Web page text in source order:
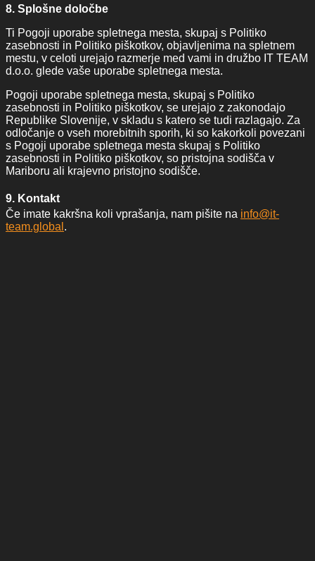
8. Splošne določbe
Ti Pogoji uporabe spletnega mesta, skupaj s Politiko
zasebnosti in Politiko piškotkov, objavljenima na spletnem
mestu, v celoti urejajo razmerje med vami in družbo IT TEAM
d.o.o. glede vaše uporabe spletnega mesta.
Pogoji uporabe spletnega mesta, skupaj s Politiko
zasebnosti in Politiko piškotkov, se urejajo z zakonodajo
Republike Slovenije, v skladu s katero se tudi razlagajo. Za
odločanje o vseh morebitnih sporih, ki so kakorkoli povezani
s Pogoji uporabe spletnega mesta skupaj s Politiko
zasebnosti in Politiko piškotkov, so pristojna sodišča v
Mariboru ali krajevno pristojno sodišče.
9. Kontakt
Če imate kakršna koli vprašanja, nam pišite na info@it-
team.global .